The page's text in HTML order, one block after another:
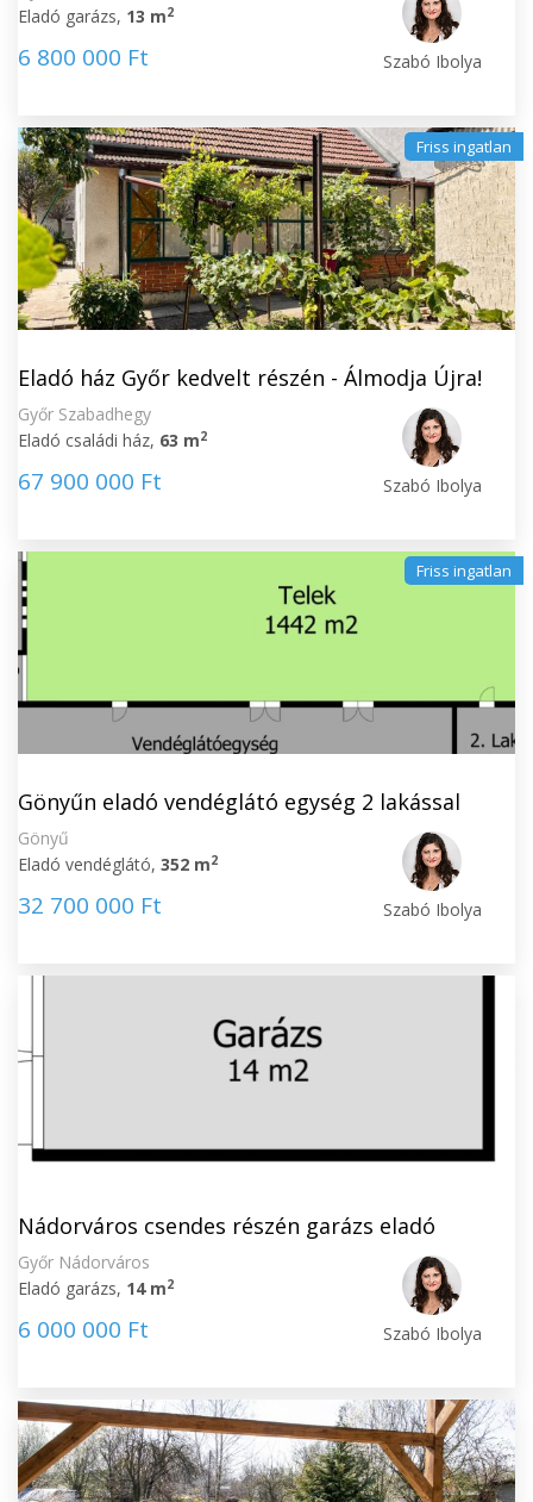
Eladó garázs, 13 m2
6 800 000 Ft Szabó Ibolya
Friss ingatlan
Eladó ház Győr kedvelt részén - Álmodja Újra!
Győr Szabadhegy
Eladó családi ház, 63 m2
67 900 000 Ft Szabó Ibolya
Friss ingatlan
Gönyűn eladó vendéglátó egység 2 lakással
Gönyű
Eladó vendéglátó, 352 m2
32 700 000 Ft Szabó Ibolya
Nádorváros csendes részén garázs eladó
Győr Nádorváros
Eladó garázs, 14 m2
6 000 000 Ft Szabó Ibolya